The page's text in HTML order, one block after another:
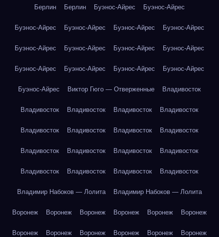
Берлин Берлин Буэнос-Айрес Буэнос-Айрес
Буэнос-Айрес Буэнос-Айрес Буэнос-Айрес Буэнос-Айрес
Буэнос-Айрес Буэнос-Айрес Буэнос-Айрес Буэнос-Айрес
Буэнос-Айрес Буэнос-Айрес Буэнос-Айрес Буэнос-Айрес
Буэнос-Айрес Виктор Гюго — Отверженные Владивосток
Владивосток Владивосток Владивосток Владивосток
Владивосток Владивосток Владивосток Владивосток
Владивосток Владивосток Владивосток Владивосток
Владивосток Владивосток Владивосток Владивосток
Владимир Набоков — Лолита Владимир Набоков — Лолита
Воронеж Воронеж Воронеж Воронеж Воронеж Воронеж
Воронеж Воронеж Воронеж Воронеж Воронеж Воронеж